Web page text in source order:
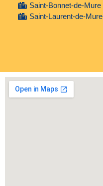
Saint-Bonnet-de-Mure
Saint-Laurent-de-Mure